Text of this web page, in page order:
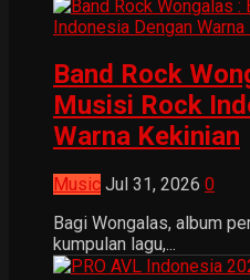
Band Rock
Musisi Rock
Warna Kekinian
Music Jul 31, 2026 0
Bagi Wongalas, album
kumpulan lagu,...